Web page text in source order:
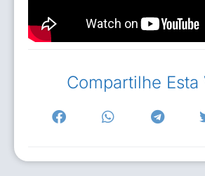
Compartilhe Esta